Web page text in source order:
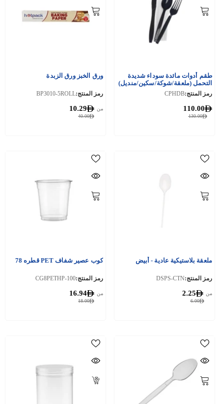
طقم أدوات مائدة سوداء شديدة
التحمل (ملعقة/شوكة/سكين/منديل)
250 قطعة
رمز المنتج:CPHDB
130.00
110.00
ورق الخبز ورق الزبدة
رمز المنتج:BP3010-5ROLL
40.00
من 10.29
ملعقة بلاستيكية عادية - أبيض
رمز المنتج:DSPS-CTN
6.00
من 2.25
كوب عصير شفاف PET قطره 78
رمز المنتج:CG8PETHP-100
18.00
من 16.94